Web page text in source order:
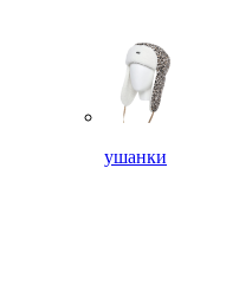
ушанки